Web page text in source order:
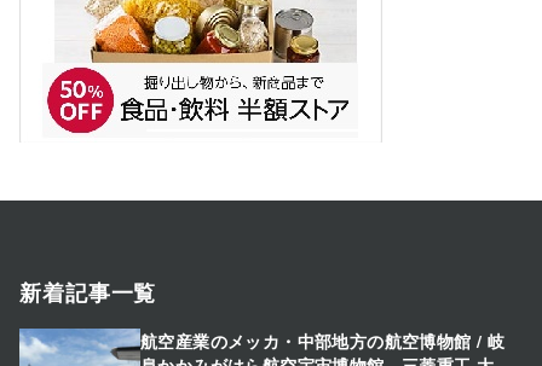
新着記事一覧
航空産業のメッカ・中部地方の航空博物館 / 岐